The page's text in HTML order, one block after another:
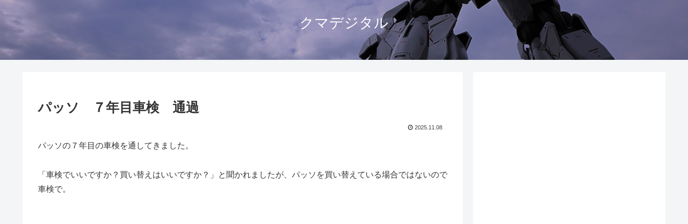
クマデジタル
パッソ ７年目車検 通過
2025.11.08
パッソの７年目の車検を通してきました。
「車検でいいですか？買い替えはいいですか？」と聞かれましたが、パッソを買い替えている場合ではないので
車検で。